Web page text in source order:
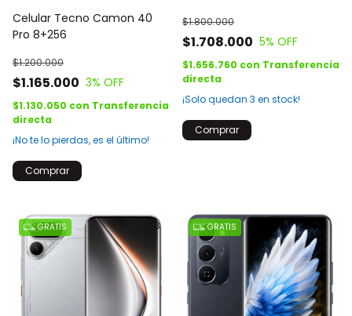
Celular Tecno Camon 40
Pro 8+256
$1.165.000
$1.200.000
3% OFF
$1.130.050 con Transferencia
directa
¡No te lo pierdas, es el último!
Comprar
$1.708.000
$1.800.000
5% OFF
$1.656.760 con Transferencia
directa
¡Solo quedan 3 en stock!
Comprar
3
GRATIS GRATIS